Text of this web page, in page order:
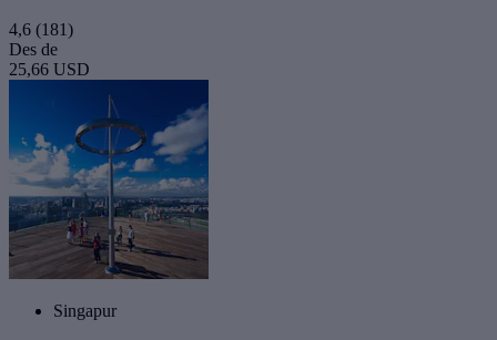
4,6 (181)
Des de
25,66 USD
Singapur